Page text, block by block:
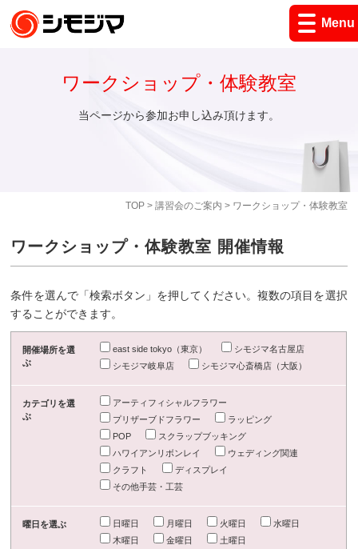
Menu
TOP> 講習会のご案内 > ワークショップ・体験教室
ワークショップ・体験教室
当ページから参加お申し込み頂けます。
ワークショップ・体験教室 開催情報
条件を選んで「検索ボタン」を押してください。複数の項目を選択
することができます。
開催場所を選
ぶ
east side tokyo（東京）
シモジマ名古屋店
シモジマ岐阜店
シモジマ心斎橋店（大阪）
カテゴリを選
ぶ
アーティフィシャルフラワー
プリザーブドフラワー
ラッピング
POP
スクラップブッキング
ハワイアンリボンレイ
ウェディング関連
クラフト
ディスプレイ
その他手芸・工芸
曜日を選ぶ 日曜日 月曜日 火曜日
水曜日
木曜日
金曜日 土曜日